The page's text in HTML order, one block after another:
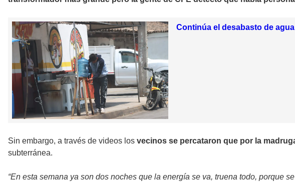
Continúa el desabasto de
Sin embargo, a través de videos los vecinos se percataron que por la
subterránea.
“En esta semana ya son dos noches que la energía se va, truena todo, porque